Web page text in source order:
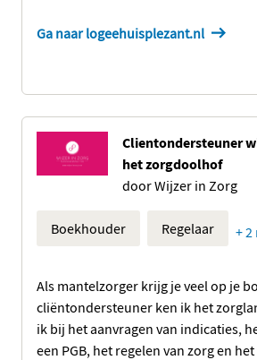
Ga naar logeehuisplezant.nl
Clientondersteuner
het zorgdoolhof
door Wijzer in Zorg
Boekhouder Regelaar + 2
Als mantelzorger krijg je veel op je
cliëntondersteuner ken ik het
ik bij het aanvragen van indicaties,
een PGB, het regelen van zorg en